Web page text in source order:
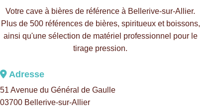
Votre cave à bières de référence à Bellerive-sur-Allier.
Plus de 500 références de bières, spiritueux et boissons,
ainsi qu'une sélection de matériel professionnel pour le
tirage pression.
Adresse
51 Avenue du Général de Gaulle
03700 Bellerive-sur-Allier